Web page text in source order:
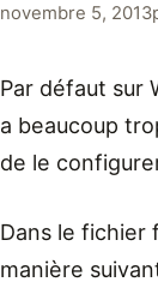
novembre 5, 2013
Par défaut sur
a beaucoup
de le
Dans le fichier
manière